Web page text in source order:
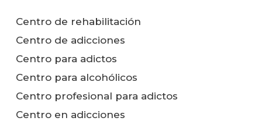
Centro de rehabilitación
Centro de adicciones
Centro para adictos
Centro para alcohólicos
Centro profesional para adictos
Centro en adicciones